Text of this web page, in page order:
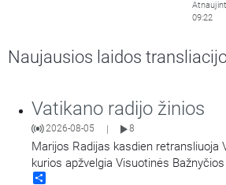
09:22
Naujausios laidos
Vatikano radijo žinios
2026-08-05 8
Marijos Radijas kasdien retransliuoja
kurios apžvelgia Visuotinės Bažnyčios